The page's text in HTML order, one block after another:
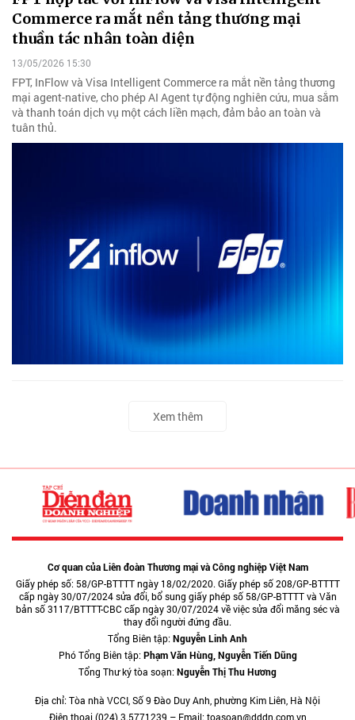
Commerce ra mắt nền tảng thương mại
thuần tác nhân toàn diện
13/05/2026 15:30
FPT, InFlow và Visa Intelligent Commerce ra mắt nền tảng thương
mại agent-native, cho phép AI Agent tự động nghiên cứu, mua sắm
và thanh toán dịch vụ một cách liền mạch, đảm bảo an toàn và
tuân thủ.
Xem thêm
Cơ quan của Liên đoàn Thương mại và Công nghiệp Việt Nam
Giấy phép số: 58/GP-BTTTT ngày 18/02/2020. Giấy phép số 208/GP-BTTTT
cấp ngày 30/07/2024 sửa đổi, bổ sung giấy phép số 58/GP-BTTTT và Văn
bản số 3117/BTTTT-CBC cấp ngày 30/07/2024 về việc sửa đổi măng séc và
thay đổi người đứng đầu.
Tổng Biên tập:Nguyễn Linh Anh
Phó Tổng Biên tập:Phạm Văn Hùng, Nguyễn Tiến Dũng
Tổng Thư ký tòa soạn:Nguyễn Thị Thu Hương
Địa chỉ: Tòa nhà VCCI, Số 9 Đào Duy Anh, phường Kim Liên, Hà Nội
Điện thoại (024) 3.5771239 – Email: toasoan@dddn.com.vn